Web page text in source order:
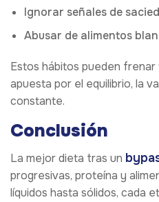
Ignorar señales de
Abusar de alimentos
Estos hábitos pueden frenar
apuesta por el equilibrio, la
constante.
Conclusión
La mejor dieta tras un
progresivas, proteína y
líquidos hasta sólidos, cada